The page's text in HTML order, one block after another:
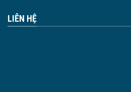
LIÊN HỆ